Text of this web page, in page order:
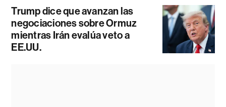
Trump dice que avanzan las
negociaciones sobre Ormuz
mientras Irán evalúa veto a
EE.UU.